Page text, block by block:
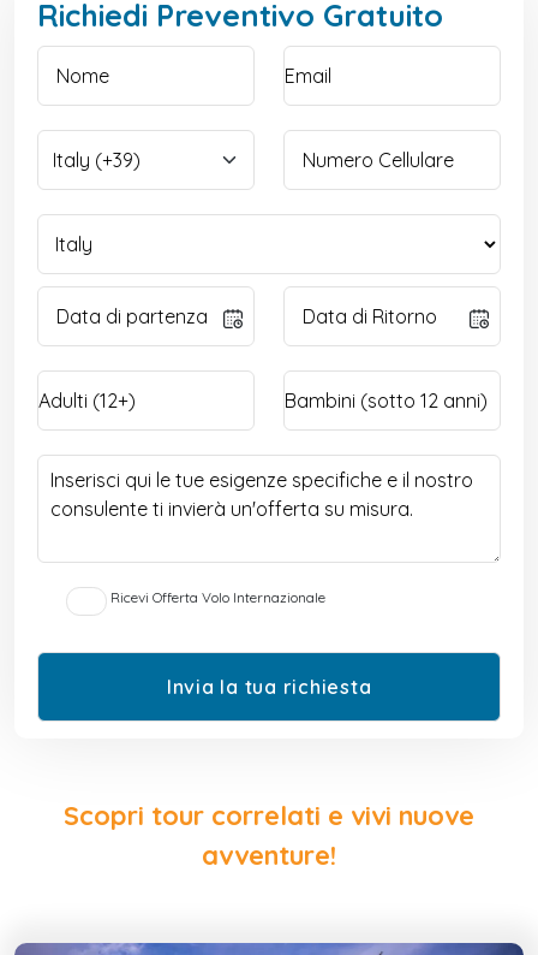
Richiedi Preventivo Gratuito
Ricevi Offerta Volo Internazionale
Scopri tour correlati e vivi nuove
avventure!